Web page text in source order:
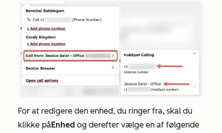
For at redigere den enhed, du ringer fra, skal du
klikke påEnhed og derefter vælge en af følgende